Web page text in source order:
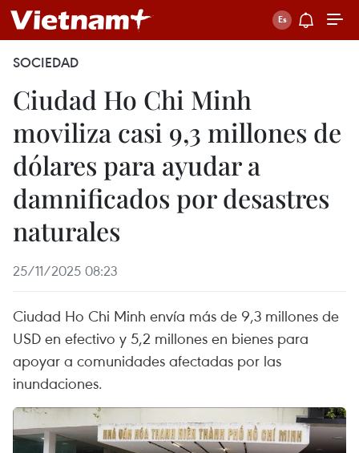
SOCIEDAD
Ciudad Ho Chi Minh
moviliza casi 9,3 millones de
dólares para ayudar a
damnificados por desastres
naturales
25/11/2025 08:23
Ciudad Ho Chi Minh envía más de 9,3 millones de
USD en efectivo y 5,2 millones en bienes para
apoyar a comunidades afectadas por las
inundaciones.